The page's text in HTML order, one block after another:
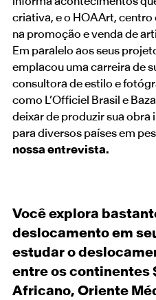
criativa, e o HOA Art,
na promoção e venda de
Em paralelo aos seus
emplacou uma carreira de
consultora de estilo e
como L’Officiel Brasil e
deixar de produzir sua
para diversos países em
nossa entrevista.
Você explora
deslocamento em
estudar o
entre os continentes
Africano, Oriente